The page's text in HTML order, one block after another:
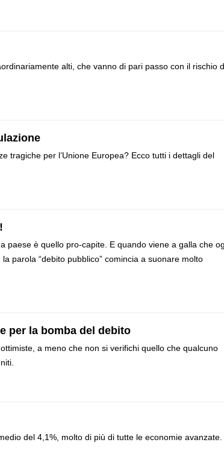
alti, che vanno di pari passo con il rischio
tragiche per l’Unione Europea? Ecco tutti i dettagli del
paese è quello pro-capite. E quando viene a galla che
parola “debito pubblico” comincia a suonare molto
per la bomba del debito
a meno che non si verifichi quello che qualcuno
del 4,1%, molto di più di tutte le economie avanzate.